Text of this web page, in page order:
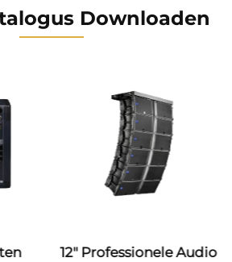
Downloaden
Catalogus van